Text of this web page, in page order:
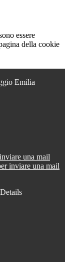
essere
della cookie
Emilia
una mail
inviare una mail